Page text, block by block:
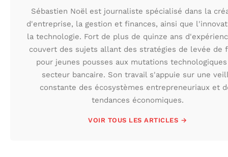
Sébastien Noël est journaliste spécialisé dans la
d'entreprise, la gestion et finances, ainsi que
la technologie. Fort de plus de quinze ans
couvert des sujets allant des stratégies de levée de
pour jeunes pousses aux mutations
secteur bancaire. Son travail s'appuie sur une
constante des écosystèmes entrepreneuriaux et
tendances économiques.
VOIR TOUS LES ARTICLES →